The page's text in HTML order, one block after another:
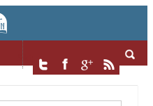
Skip to content